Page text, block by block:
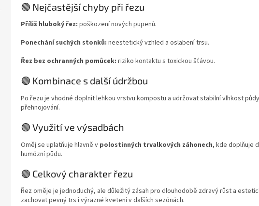
🟢 Nejčastější chyby při řezu
Příliš hluboký řez: poškození nových pupenů.
Ponechání suchých stonků: neestetický vzhled a oslabení trsu.
Řez bez ochranných pomůcek: riziko kontaktu s toxickou šťávou.
🟢 Kombinace s další údržbou
Po řezu je vhodné doplnit lehkou vrstvu kompostu a udržovat stabilní vlhkost
přehnojování.
🟢 Využití ve výsadbách
Oměj se uplatňuje hlavně v polostinných trvalkových záhonech, kde doplňuje
humózní půdu.
🟢 Celkový charakter řezu
Řez oměje je jednoduchý, ale důležitý zásah pro dlouhodobě zdravý růst a
zachovat pevný trs i výrazné kvetení v dalších sezónách.